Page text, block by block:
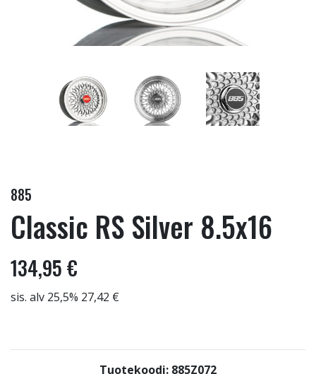
885
Classic RS Silver 8.5x16
134,95 €
sis. alv 25,5% 27,42 €
Tuotekoodi: 885Z072